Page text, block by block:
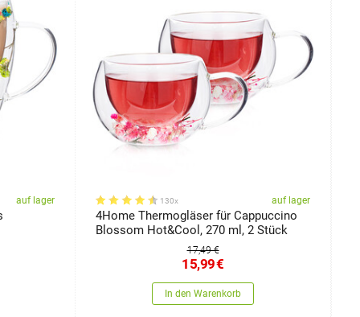
auf lager 130x auf lager
4Home Thermogläser für Cappuccino
Blossom Hot&Cool, 270 ml, 2 Stück
17,49 €
15,99€
In den Warenkorb